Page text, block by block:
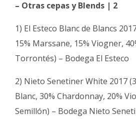
– Otras cepas y Blends | 2
1) El Esteco Blanc de Blancs
15% Marssane, 15% Viogner,
Torrontés) – Bodega El Esteco
2) Nieto Senetiner White 2017
Blanc, 30% Chardonnay, 20%
Semillón) – Bodega Nieto